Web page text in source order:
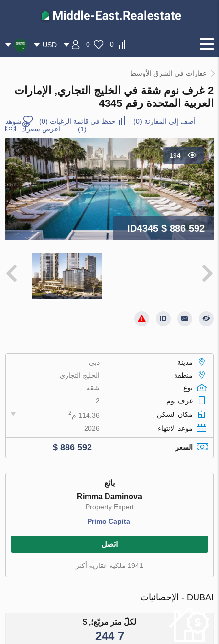
0
0
USD
عقارات في الشرق الأوسط
2 غرف نوم شقة في الخليج التجاري, الإمارات
العربية المتحدة رقم 4345
أضف إلى المقارنة (
0
) حفظ في قائمة الرغبات (
0
)
شوهد
(1)
اعرض سعرك
194
ID4345$ 886 592
مدينة
دبي
منطقة
الخليج التجاري
نوع
شقة
غرف نوم
2
مكان السكن
114.36 م 2
موعد الانتهاء 2026
السعر $ 886 592
بائع
Rimma Daminova
Property Expert
Primo Capital
اتصل
1941 ملكية عقارية أكثر
DUBAI - الإحصائيات
لكلّ متر مربّع؛, $
7 244